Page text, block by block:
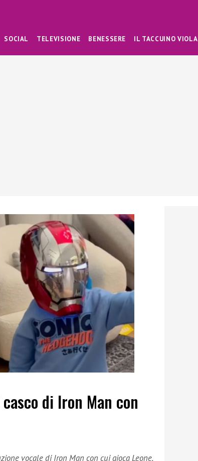
SOCIAL TELEVISIONE BENESSERE IL TACCUINO VIOLA
di Iron Man con
vocale di Iron Man con cui gioca Leone,